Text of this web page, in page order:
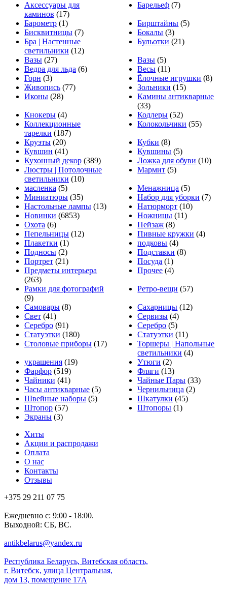
Аксессуары для
каминов (17)
Барельеф (7)
Барометр (1) Бирштайны (5)
Бисквитницы (7) Бокалы (3)
Бра | Настенные
светильники (12)
Бульотки (21)
Вазы (27) Вазы (5)
Ведра для льда (6) Весы (11)
Горн (3) Ёлочные игрушки (8)
Живопись (77) Зольники (15)
Иконы (28)
Камины антикварные
(33)
Кнокеры (4) Кодлеры (52)
Коллекционные
тарелки (187)
Колокольчики (55)
Круэты (20) Кубки (8)
Кувшин (41) Кувшины (5)
Кухонный декор (389) Ложка для обуви (10)
Люстры | Потолочные
светильники (10)
Мармит (5)
масленка (5) Менажница (5)
Миниатюры (35) Набор для уборки (7)
Настольные лампы (13) Натюрморт (10)
Новинки (6853) Ножницы (11)
Охота (6) Пейзаж (8)
Пепельницы (12) Пивные кружки (4)
Плакетки (1) подковы (4)
Подносы (2) Подставки (8)
Портрет (21) Посуда (1)
Предметы интерьера
(263)
Прочее (4)
Рамки для фотографий
(9)
Ретро-вещи (57)
Самовары (8) Сахарницы (12)
Свет (41) Сервизы (4)
Серебро (91) Серебро (5)
Статуэтки (180) Статуэтки (11)
Столовые приборы (17)
Торшеры | Напольные
светильники (4)
украшения (19) Утюги (2)
Фарфор (519) Фляги (13)
Чайники (41) Чайные Пары (33)
Часы антикварные (5) Чернильница (2)
Швейные наборы (5) Шкатулки (45)
Штопор (57) Штопоры (1)
Экраны (3)
Хиты
Акции и распродажи
Оплата
О нас
Контакты
Отзывы
+375 29 211 07 75
Ежедневно с: 9:00 - 18:00.
Выходной: СБ, ВС.
antikbelarus@yandex.ru
Республика Беларусь, Витебская область,
г. Витебск, улица Центральная,
дом 13, помещение 17А